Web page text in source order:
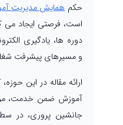
حکمهمایش مدیریت
است، فرصتی ایجاد می
دوره ها، یادگیری
و مسیرهای پیشرفت
ارائه مقاله در این
آموزش ضمن خدمت،
جانشین پروری، در